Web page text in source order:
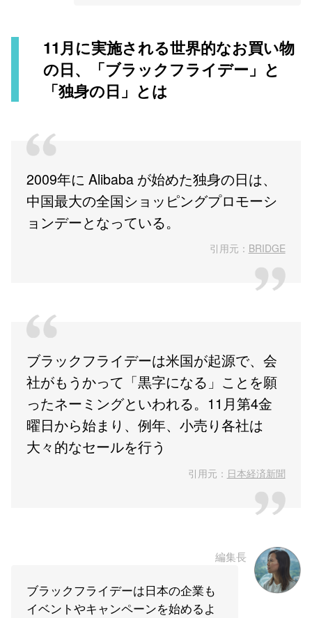
11月に実施される世界的なお買い物
の日、「ブラックフライデー」と
「独身の日」とは
2009年に Alibaba が始めた独身の日は、
中国最大の全国ショッピングプロモーシ
ョンデーとなっている。
引用元： BRIDGE
ブラックフライデーは米国が起源で、会
社がもうかって「黒字になる」ことを願
ったネーミングといわれる。11月第4金
曜日から始まり、例年、小売り各社は
大々的なセールを行う
引用元： 日本経済新聞
編集長
ブラックフライデーは日本の企業も
イベントやキャンペーンを始めるよ